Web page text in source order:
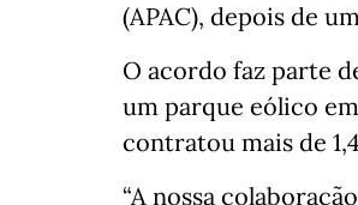
(APAC), depois de
O acordo faz parte
um parque eólico
contratou mais de
“A nossa